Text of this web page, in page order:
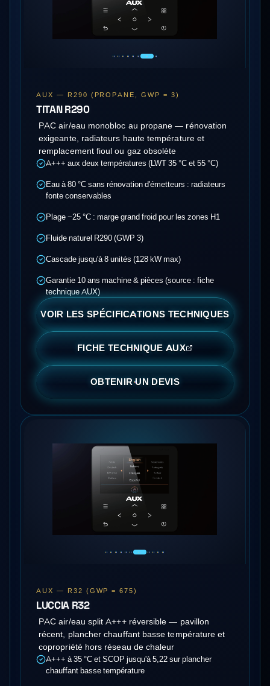
AUX — R290 (PROPANE, GWP = 3)
TITAN R290
PAC air/eau monobloc au propane — rénovation
exigeante, radiateurs haute température et
remplacement fioul ou gaz obsolète
A+++ aux deux températures (LWT 35 °C et 55 °C)
Eau à 80 °C sans rénovation d'émetteurs : radiateurs
fonte conservables
Plage −25 °C : marge grand froid pour les zones H1
Fluide naturel R290 (GWP 3)
Cascade jusqu'à 8 unités (128 kW max)
Garantie 10 ans machine & pièces (source : fiche
technique AUX)
VOIR LES SPÉCIFICATIONS TECHNIQUES
FICHE TECHNIQUE AUX
OBTENIR UN DEVIS
AUX — R32 (GWP = 675)
LUCCIA R32
PAC air/eau split A+++ réversible — pavillon
récent, plancher chauffant basse température et
copropriété hors réseau de chaleur
A+++ à 35 °C et SCOP jusqu'à 5,22 sur plancher
chauffant basse température